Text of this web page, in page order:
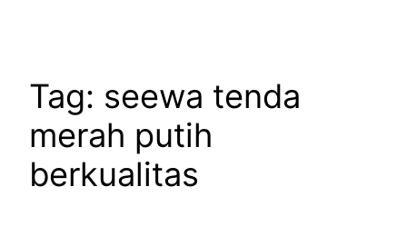
Tag: seewa tenda
merah putih
berkualitas